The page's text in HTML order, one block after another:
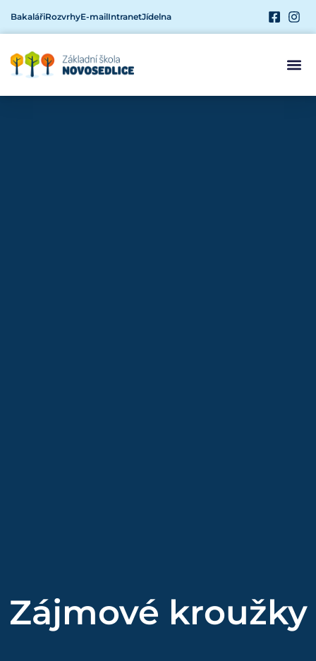
BakalářiRozvrhyE-mailIntranetJídelna
Zájmové kroužky